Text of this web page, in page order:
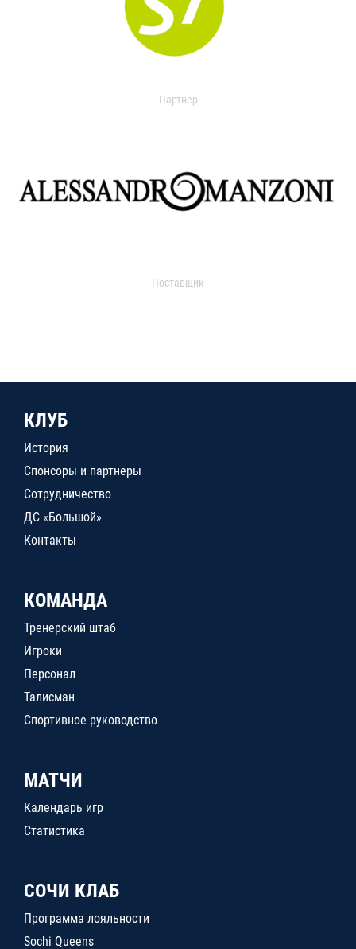
Партнер
Поставщик
КЛУБ
История
Спонсоры и партнеры
Сотрудничество
ДС «Большой»
Контакты
КОМАНДА
Тренерский штаб
Игроки
Персонал
Талисман
Спортивное руководство
МАТЧИ
Календарь игр
Статистика
СОЧИ КЛАБ
Программа лояльности
Sochi Queens